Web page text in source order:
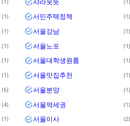
1 1
1 서민주택정책 1
1 서울강남 1
1 서울노포 1
1 서울대학생원룸 1
1 서울맛집추천 1
6 서울분양 1
4 서울역세권 1
1 서울이사 2